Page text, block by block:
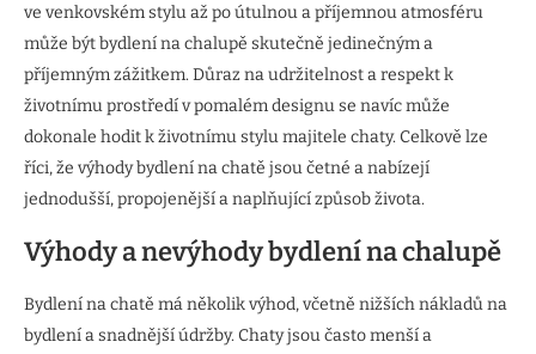
ve venkovském stylu až po útulnou a příjemnou atmosféru
může být bydlení na chalupě skutečně jedinečným a
příjemným zážitkem. Důraz na udržitelnost a respekt k
životnímu prostředí v pomalém designu se navíc může
dokonale hodit k životnímu stylu majitele chaty. Celkově lze
říci, že výhody bydlení na chatě jsou četné a nabízejí
jednodušší, propojenější a naplňující způsob života.
Výhody a nevýhody bydlení na chalupě
Bydlení na chatě má několik výhod, včetně nižších nákladů na
bydlení a snadnější údržby. Chaty jsou často menší a